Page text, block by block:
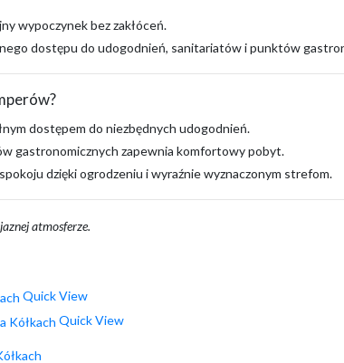
wypoczynek bez zakłóceń.
dostępu do udogodnień, sanitariatów i punktów
dostępem do niezbędnych udogodnień.
gastronomicznych zapewnia komfortowy pobyt.
dzięki ogrodzeniu i wyraźnie wyznaczonym strefom.
atmosferze.
Quick View
Quick View